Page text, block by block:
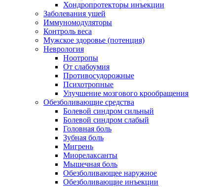
Хондропротекторы инъекции
Заболевания ушей
Иммуномодуляторы
Контроль веса
Мужское здоровье (потенция)
Неврология
Ноотропы
От слабоумия
Противосудорожные
Психотропные
Улучшение мозгового крообращения
Обезболивающие средства
Болевой синдром сильный
Болевой синдром слабый
Головная боль
Зубная боль
Мигрень
Миорелаксанты
Мышечная боль
Обезболивающее наружное
Обезболивающие инъекции